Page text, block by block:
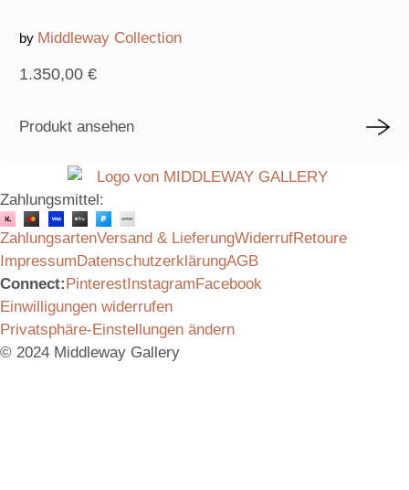
by Middleway Collection
1.350,00 €
Produkt ansehen
Zahlungsmittel:
ZahlungsartenVersand & LieferungWiderrufRetoure
ImpressumDatenschutzerklärungAGB
Connect:PinterestInstagramFacebook
Einwilligungen widerrufen
Privatsphäre-Einstellungen ändern
© 2024 Middleway Gallery